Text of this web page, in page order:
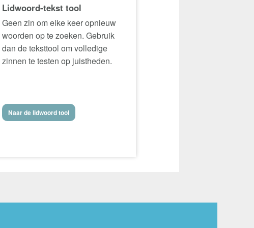
Lidwoord-tekst tool
Geen zin om elke keer opnieuw
woorden op te zoeken. Gebruik
dan de teksttool om volledige
zinnen te testen op juistheden.
Naar de lidwoord tool